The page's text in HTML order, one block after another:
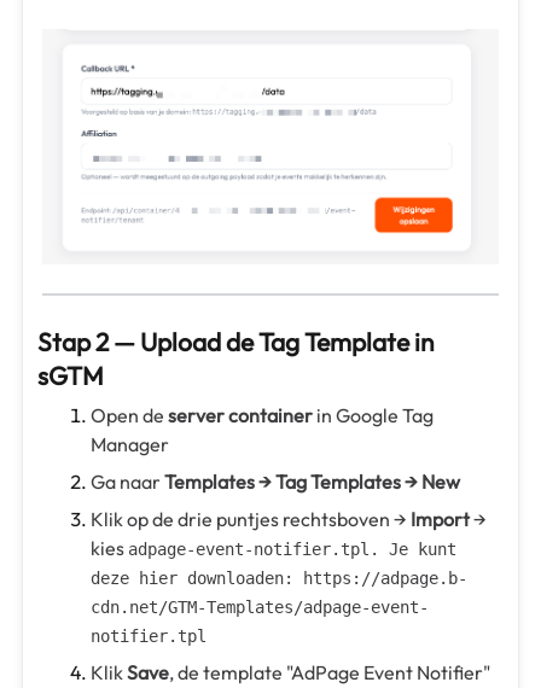
Stap 2 — Upload de Tag Template in
sGTM
Open de server container in Google Tag
Manager
Ga naarTemplates → Tag Templates → New
Klik op de drie puntjes rechtsboven → Import→
kies adpage-event-notifier.tpl. Je kunt
deze hier downloaden: https://adpage.b-
cdn.net/GTM-Templates/adpage-event-
notifier.tpl
KlikSave, de template "AdPage Event Notifier"